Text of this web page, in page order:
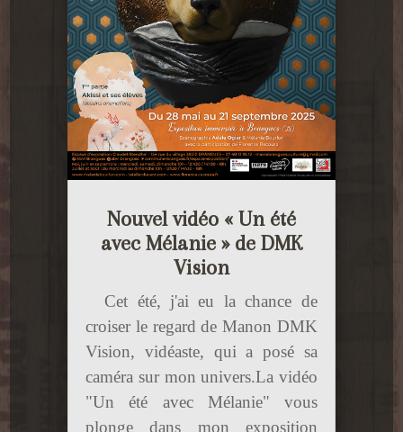
Nouvel vidéo « Un été
avec Mélanie » de DMK
Vision
Cet été, j'ai eu la chance de
croiser le regard de Manon DMK
Vision, vidéaste, qui a posé sa
caméra sur mon univers.La vidéo
"Un été avec Mélanie" vous
plonge dans mon exposition